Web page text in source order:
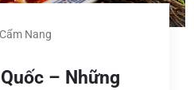
Nang
– Những